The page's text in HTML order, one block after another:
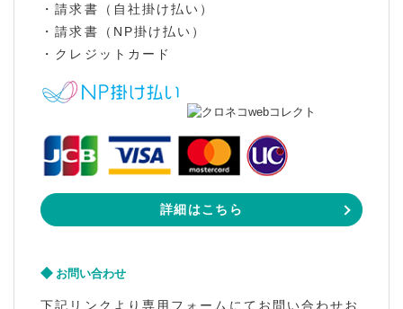
・請求書（自社掛け払い）
・請求書（NP掛け払い）
・クレジットカード
詳細はこちら
お問い合わせ
下記リンクより専用フォームにてお問い合わせお